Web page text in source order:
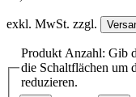
exkl. MwSt. zzgl.
Produkt Anzahl: Gib
die Schaltflächen um
reduzieren.